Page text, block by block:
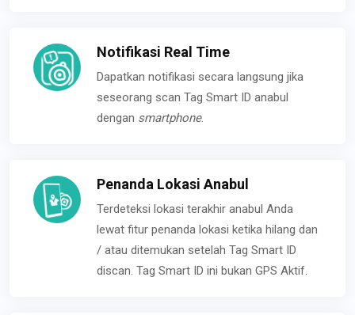
Notifikasi Real Time
Dapatkan notifikasi secara langsung jika
seseorang scan Tag Smart ID anabul
dengan smartphone.
Penanda Lokasi Anabul
Terdeteksi lokasi terakhir anabul Anda
lewat fitur penanda lokasi ketika hilang dan
/ atau ditemukan setelah Tag Smart ID
discan. Tag Smart ID ini bukan GPS Aktif.